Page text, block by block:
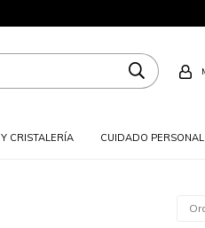
CRISTALERÍA CUIDADO PERSONAL